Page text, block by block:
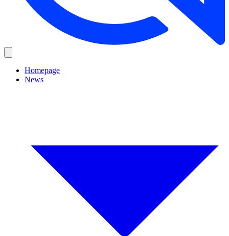
Homepage
News